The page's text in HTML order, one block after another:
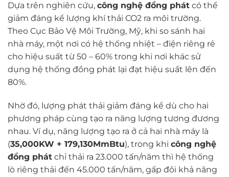
Dựa trên nghiên cứu, công nghệ đồng phát có thể
giảm đáng kể lượng khí thải CO2 ra môi trường.
Theo Cục Bảo Vệ Môi Trường, Mỹ, khi so sánh hai
nhà máy, một nơi có hệ thống nhiệt – điện riêng rẻ
cho hiệu suất từ 50 – 60% trong khi nơi khác sử
dụng hệ thống đồng phát lại đạt hiệu suất lên đến
80%.
Nhờ đó, lượng phát thải giảm đáng kể dù cho hai
phương pháp cùng tạo ra năng lượng tương đương
nhau. Ví dụ, năng lượng tạo ra ở cả hai nhà máy là
(35,000KW + 179,130MmBtu), trong khi công nghệ
đồng phát chỉ thải ra 23.000 tấn/năm thì hệ thống
lò riêng thải đến 45.000 tấn/năm, gấp đôi khả năng